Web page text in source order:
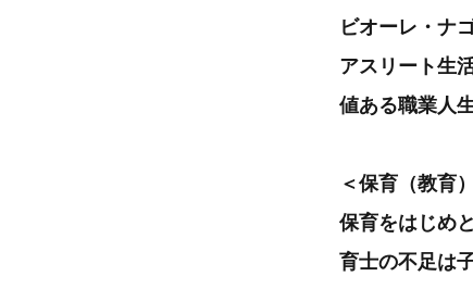
ビオーレ・ナ
アスリート生
値ある職業人
＜保育（教育
保育をはじめ
育士の不足は